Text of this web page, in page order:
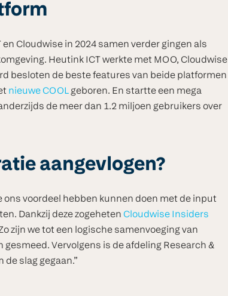
Cloudwise in 2024 samen verder gingen als
Heutink ICT werkte met MOO, Cloudwise
besloten de beste features van beide platformen
nieuwe COOL geboren. En startte een mega
de meer dan 1.2 miljoen gebruikers over
aangevlogen?
ons voordeel hebben kunnen doen met de input
Dankzij deze zogeheten Cloudwise Insiders
zijn we tot een logische samenvoeging van
Vervolgens is de afdeling Research &
de slag gegaan.”